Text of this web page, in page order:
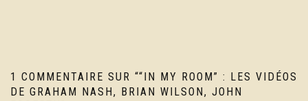
1 COMMENTAIRE SUR ““IN MY ROOM” : LES VIDÉOS
DE GRAHAM NASH, BRIAN WILSON, JOHN